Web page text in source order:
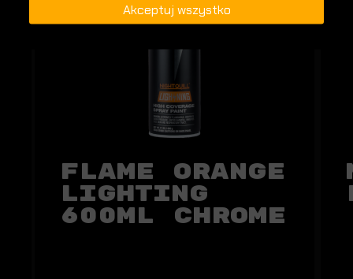
Flame Orange
Lighting
600ml Chrome
Akceptuj wszystko